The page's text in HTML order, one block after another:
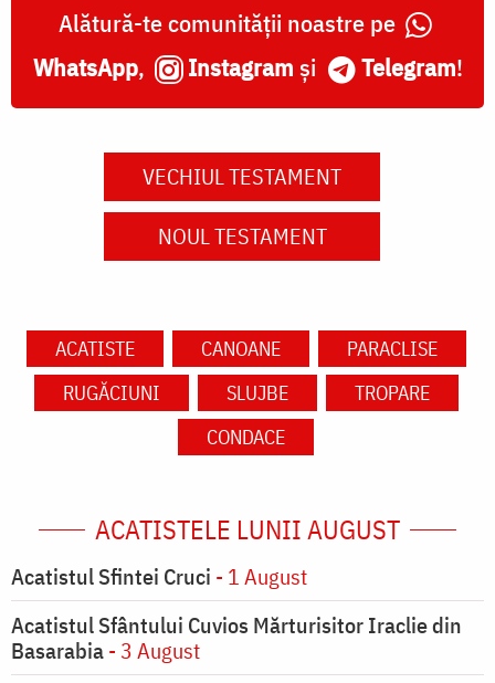
Alătură-te comunității noastre pe
WhatsApp, Instagram și Telegram!
VECHIUL TESTAMENT
NOUL TESTAMENT
ACATISTE CANOANE
PARACLISE
RUGĂCIUNI
SLUJBE
TROPARE
CONDACE
ACATISTELE LUNII AUGUST
Acatistul Sfintei Cruci - 1 August
Acatistul Sfântului Cuvios Mărturisitor Iraclie din
Basarabia- 3 August